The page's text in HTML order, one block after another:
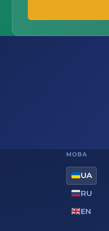
МОВА
UA
RU
EN